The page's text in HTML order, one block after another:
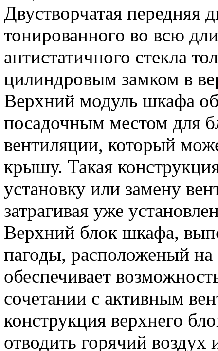
Двустворчатая передняя
тонированного во всю
антистатичного стекла
цилиндровым замком в
Верхний модуль шкафа
посадочным местом для
вентиляции, который
крышу. Такая
установку или замену
затрагивая уже
Верхний блок шкафа,
пагоды, расположеный
обеспечивает
сочетании с активным
конструкция верхнего
отводить горячий